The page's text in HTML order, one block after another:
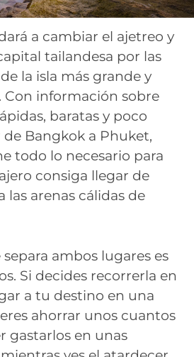
a cambiar el ajetreo y
tailandesa por las
la isla más grande y
Con información sobre
baratas y poco
Bangkok a Phuket,
todo lo necesario para
consiga llegar de
las arenas cálidas de
ambos lugares es
Si decides recorrerla en
a tu destino en una
ahorrar unos cuantos
gastarlos en unas